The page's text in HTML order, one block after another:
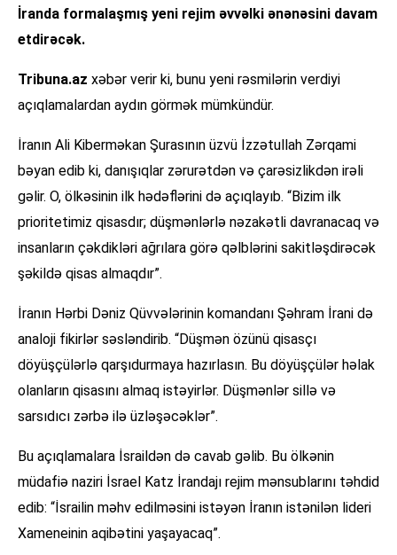
İranda formalaşmış yeni rejim əvvəlki ənənəsini davam
etdirəcək.
Tribuna.az xəbər verir ki, bunu yeni rəsmilərin verdiyi
açıqlamalardan aydın görmək mümkündür.
İranın Ali Kiberməkan Şurasının üzvü İzzətullah Zərqami
bəyan edib ki, danışıqlar zərurətdən və çarəsizlikdən irəli
gəlir. O, ölkəsinin ilk hədəflərini də açıqlayıb. “Bizim ilk
prioritetimiz qisasdır; düşmənlərlə nəzakətli davranacaq və
insanların çəkdikləri ağrılara görə qəlblərini sakitləşdirəcək
şəkildə qisas almaqdır”.
İranın Hərbi Dəniz Qüvvələrinin komandanı Şəhram İrani də
analoji fikirlər səsləndirib. “Düşmən özünü qisasçı
döyüşçülərlə qarşıdurmaya hazırlasın. Bu döyüşçülər həlak
olanların qisasını almaq istəyirlər. Düşmənlər sillə və
sarsıdıcı zərbə ilə üzləşəcəklər”.
Bu açıqlamalara İsraildən də cavab gəlib. Bu ölkənin
müdafiə naziri İsrael Katz İrandajı rejim mənsublarını təhdid
edib: “İsrailin məhv edilməsini istəyən İranın istənilən lideri
Xameneinin aqibətini yaşayacaq”.